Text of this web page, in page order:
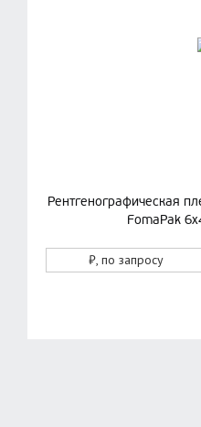
Рентгенографическая
FomaPak
₽, по запросу